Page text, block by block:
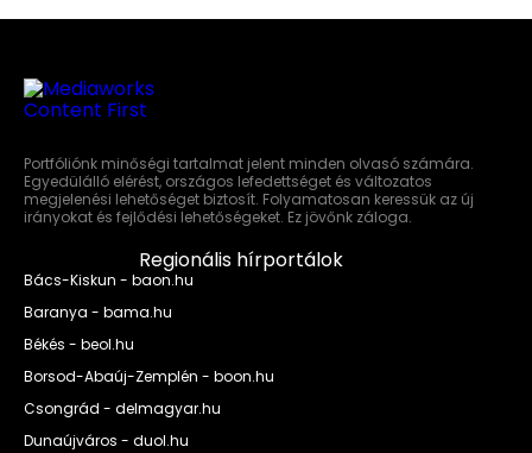
Portfóliónk minőségi tartalmat jelent minden olvasó számára.
Egyedülálló elérést, országos lefedettséget és változatos
megjelenési lehetőséget biztosít. Folyamatosan keressük az új
irányokat és fejlődési lehetőségeket. Ez jövőnk záloga.
Regionális hírportálok
Bács-Kiskun - baon.hu
Baranya - bama.hu
Békés - beol.hu
Borsod-Abaúj-Zemplén - boon.hu
Csongrád - delmagyar.hu
Dunaújváros - duol.hu